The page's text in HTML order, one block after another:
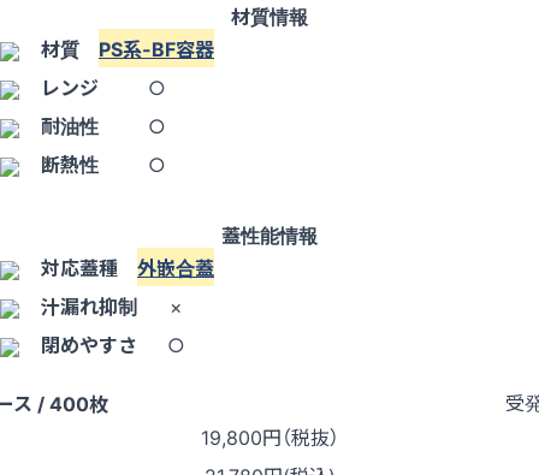
材質情報
材質 PS系-BF容器
レンジ
○
耐油性
○
断熱性
○
蓋性能情報
対応蓋種 外嵌合蓋
汁漏れ抑制
×
閉めやすさ
○
ス / 400枚
受
19,800円（税抜）